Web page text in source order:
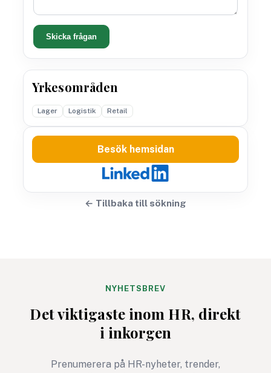
Skicka frågan
Yrkesområden
Lager Logistik Retail
Besök hemsidan
← Tillbaka till sökning
NYHETSBREV
Det viktigaste inom HR, direkt
i inkorgen
Prenumerera på HR-nyheter, trender,